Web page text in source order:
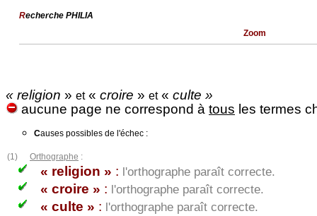
Recherche PHILIA
Zoom
« religion » et« croire » et« culte »
aucune page ne correspond à tous les termes
Causes possibles de l'échec :
(1) Orthographe :
« religion » : l'orthographe paraît correcte.
« croire » : l'orthographe paraît correcte.
« culte » : l'orthographe paraît correcte.